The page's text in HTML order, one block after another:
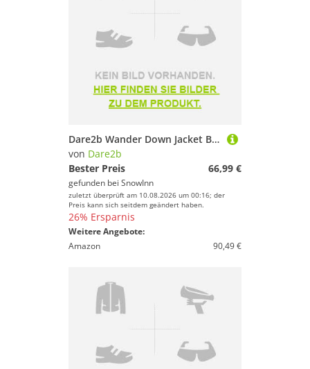
Dare2b Wander Down Jacket Beige 44 Frau
von Dare2b
Bester Preis
66,99 €
gefunden bei SnowInn
zuletzt überprüft am 10.08.2026 um 00:16; der
Preis kann sich seitdem geändert haben.
26% Ersparnis
Weitere Angebote:
Amazon
90,49 €